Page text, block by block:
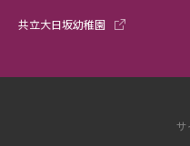
共立大日坂幼稚園
サ